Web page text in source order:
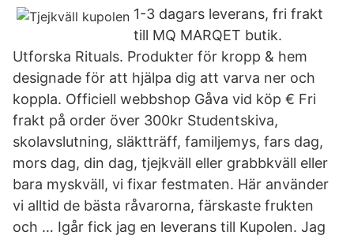
1-3 dagars leverans, fri frakt
till MQ MARQET butik.
Utforska Rituals. Produkter för kropp & hem
designade för att hjälpa dig att varva ner och
koppla. Officiell webbshop Gåva vid köp € Fri
frakt på order över 300kr Studentskiva,
skolavslutning, släktträff, familjemys, fars dag,
mors dag, din dag, tjejkväll eller grabbkväll eller
bara myskväll, vi fixar festmaten. Här använder
vi alltid de bästa råvarorna, färskaste frukten
och … Igår fick jag en leverans till Kupolen. Jag